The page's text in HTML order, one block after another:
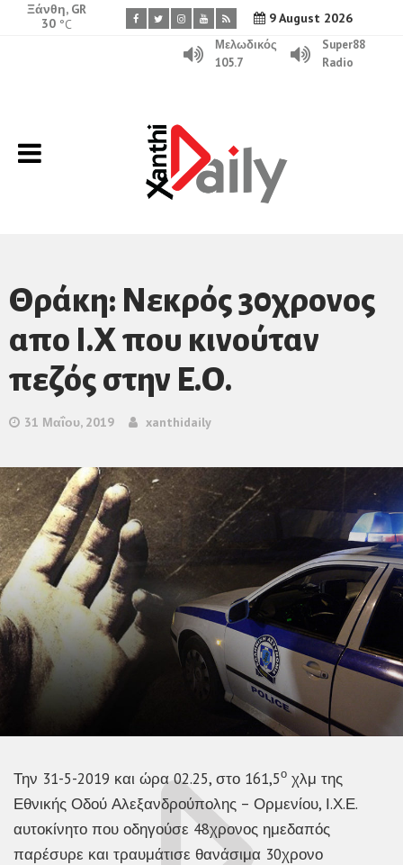
9 August 2026
Ξάνθη, GR
30 °C
Μελωδικός
105.7
Super88
Radio
Θράκη: Νεκρός 30χρονος
απο Ι.Χ που κινούταν
πεζός στην Ε.Ο.
31 Μαΐου, 2019 xanthidaily
Την 31-5-2019 και ώρα 02.25, στο 161,5ο χλμ της
Εθνικής Οδού Αλεξανδρούπολης – Ορμενίου, Ι.Χ.Ε.
αυτοκίνητο που οδηγούσε 48χρονος ημεδαπός
παρέσυρε και τραυμάτισε θανάσιμα 30χρονο